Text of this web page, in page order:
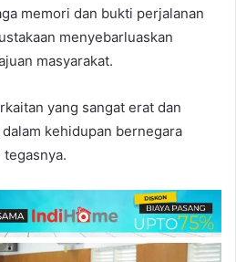
memori dan bukti perjalanan
menyebarluaskan
masyarakat.
yang sangat erat dan
kehidupan bernegara
tegasnya.